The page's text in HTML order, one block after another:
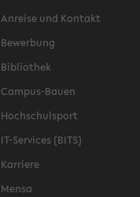
Anreise und Kontakt
Bewerbung
Bibliothek
Campus-Bauen
Hochschulsport
IT-Services (BITS)
Karriere
Mensa